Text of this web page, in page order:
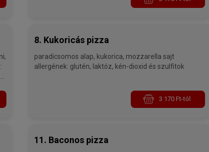
8. Kukoricás pizza
paradicsomos alap, kukorica, mozzarella sajt
allergének: glutén, laktóz, kén-dioxid és szulfitok
3 170 Ft-tól
11. Baconos pizza